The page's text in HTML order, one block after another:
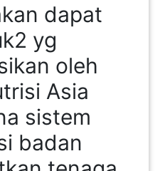
dapat
yg
oleh
Asia
sistem
badan